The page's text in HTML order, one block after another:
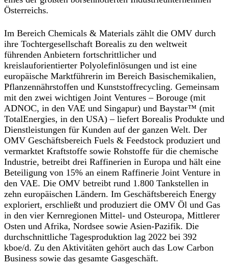
Österreichs.
Im Bereich Chemicals & Materials zählt die OMV durch
ihre Tochtergesellschaft Borealis zu den weltweit
führenden Anbietern fortschrittlicher und
kreislauforientierter Polyolefinlösungen und ist eine
europäische Marktführerin im Bereich Basischemikalien,
Pflanzennährstoffen und Kunststoffrecycling. Gemeinsam
mit den zwei wichtigen Joint Ventures – Borouge (mit
ADNOC, in den VAE und Singapur) und Baystar™ (mit
TotalEnergies, in den USA) – liefert Borealis Produkte und
Dienstleistungen für Kunden auf der ganzen Welt. Der
OMV Geschäftsbereich Fuels & Feedstock produziert und
vermarktet Kraftstoffe sowie Rohstoffe für die chemische
Industrie, betreibt drei Raffinerien in Europa und hält eine
Beteiligung von 15% an einem Raffinerie Joint Venture in
den VAE. Die OMV betreibt rund 1.800 Tankstellen in
zehn europäischen Ländern. Im Geschäftsbereich Energy
exploriert, erschließt und produziert die OMV Öl und Gas
in den vier Kernregionen Mittel- und Osteuropa, Mittlerer
Osten und Afrika, Nordsee sowie Asien-Pazifik. Die
durchschnittliche Tagesproduktion lag 2022 bei 392
kboe/d. Zu den Aktivitäten gehört auch das Low Carbon
Business sowie das gesamte Gasgeschäft.